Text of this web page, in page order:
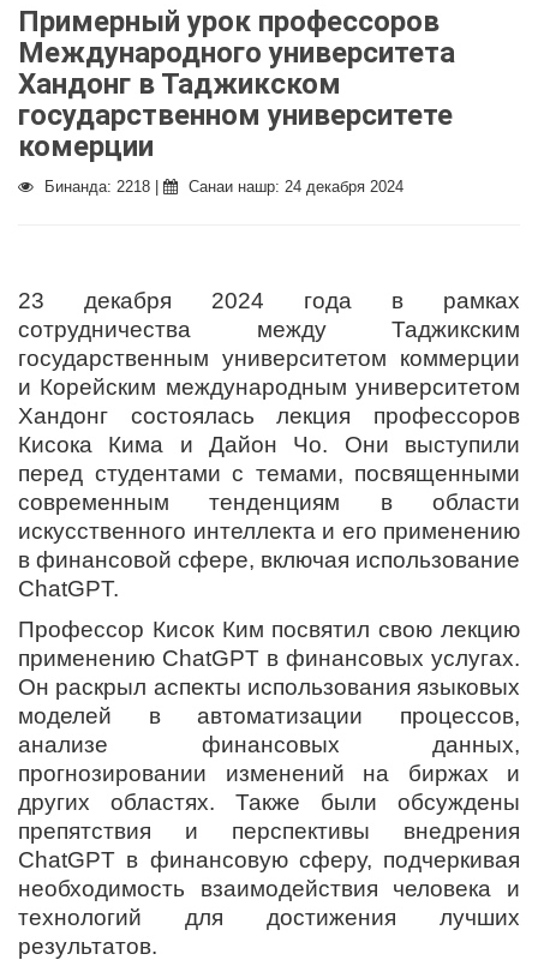
Примерный урок профессоров
Международного университета
Хандонг в Таджикском
государственном университете
комерции
Бинанда: 2218 | Санаи нашр: 24 декабря 2024
23 декабря 2024 года в рамках
сотрудничества между Таджикским
государственным университетом коммерции
и Корейским международным университетом
Хандонг состоялась лекция профессоров
Кисока Кима и Дайон Чо. Они выступили
перед студентами с темами, посвященными
современным тенденциям в области
искусственного интеллекта и его применению
в финансовой сфере, включая использование
ChatGPT.
Профессор Кисок Ким посвятил свою лекцию
применению ChatGPT в финансовых услугах.
Он раскрыл аспекты использования языковых
моделей в автоматизации процессов,
анализе финансовых данных,
прогнозировании изменений на биржах и
других областях. Также были обсуждены
препятствия и перспективы внедрения
ChatGPT в финансовую сферу, подчеркивая
необходимость взаимодействия человека и
технологий для достижения лучших
результатов.